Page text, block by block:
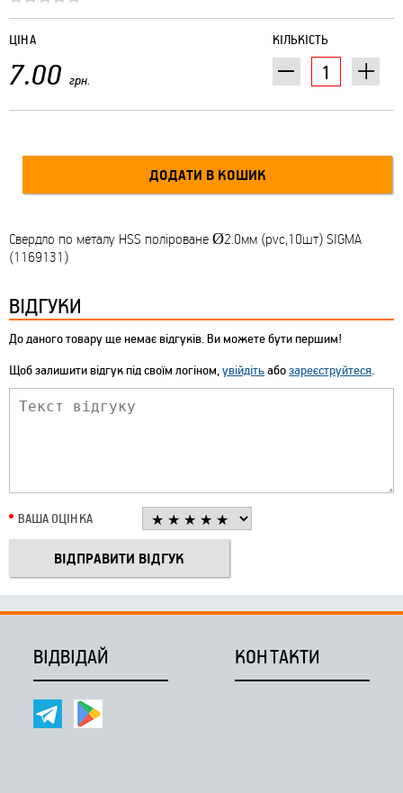
КІЛЬКІСТЬ
ЦІНА
7.00 грн.
Свердло по металу HSS поліроване Ø2.0мм (pvc,10шт) SIGMA
(1169131)
ВІДГУКИ
До даного товару ще немає відгуків. Ви можете бути першим!
Щоб залишити відгук під своїм логіном,увійдітьабозареєструйтеся.
ВАША ОЦІНКА
ВІДВІДАЙ КОНТАКТИ